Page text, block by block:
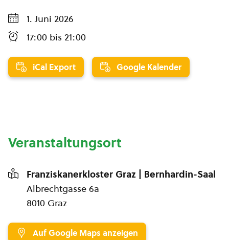
1. Juni 2026
17:00 bis 21:00
iCal Export Google Kalender
Veranstaltungsort
Franziskanerkloster Graz | Bernhardin-Saal
Albrechtgasse 6a
8010 Graz
Auf Google Maps anzeigen